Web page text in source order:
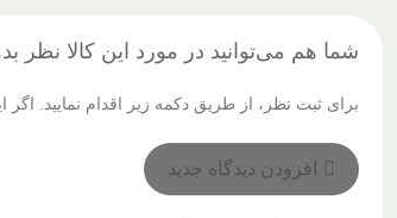
شما هم می‌توانید در مورد این کالا نظر
برای ثبت نظر، از طریق دکمه زیر اقدام نمایید.
افزودن دیدگاه جدید